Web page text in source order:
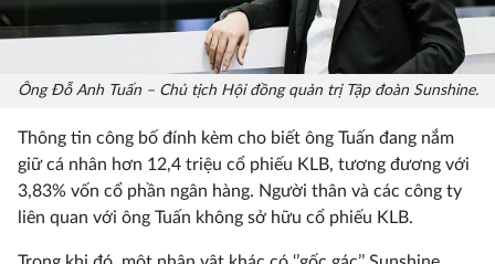
Ông Đỗ Anh Tuấn – Chủ tịch Hội đồng quản trị Tập đoàn Sunshine.
Thông tin công bố đính kèm cho biết ông Tuấn đang nắm
giữ cá nhân hơn 12,4 triệu cổ phiếu KLB, tương đương với
3,83% vốn cổ phần ngân hàng. Người thân và các công ty
liên quan với ông Tuấn không sở hữu cổ phiếu KLB.